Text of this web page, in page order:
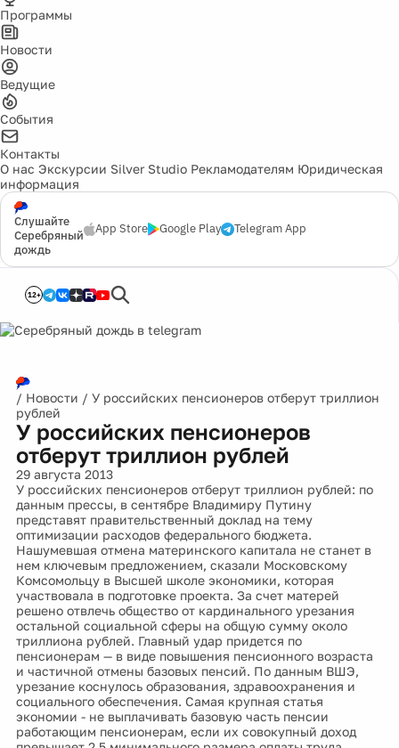
Программы
Новости
Ведущие
События
Контакты
О нас Экскурсии Silver Studio Рекламодателям Юридическая
информация
Слушайте
Серебряный
дождь
App Store Google Play Telegram App
12+
/ Новости / У российских пенсионеров отберут триллион
рублей
У российских пенсионеров
отберут триллион рублей
29 августа 2013
У российских пенсионеров отберут триллион рублей: по
данным прессы, в сентябре Владимиру Путину
представят правительственный доклад на тему
оптимизации расходов федерального бюджета.
Нашумевшая отмена материнского капитала не станет в
нем ключевым предложением, сказали Московскому
Комсомольцу в Высшей школе экономики, которая
участвовала в подготовке проекта. За счет матерей
решено отвлечь общество от кардинального урезания
остальной социальной сферы на общую сумму около
триллиона рублей. Главный удар придется по
пенсионерам — в виде повышения пенсионного возраста
и частичной отмены базовых пенсий. По данным ВШЭ,
урезание коснулось образования, здравоохранения и
социального обеспечения. Самая крупная статья
экономии - не выплачивать базовую часть пенсии
работающим пенсионерам, если их совокупный доход